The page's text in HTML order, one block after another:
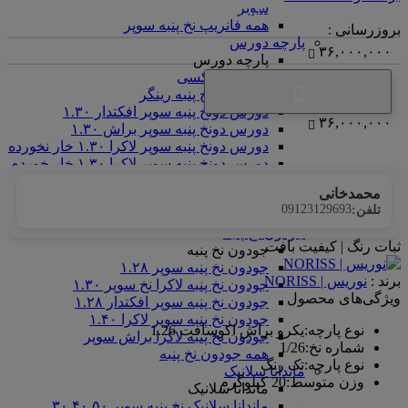
سوپر
همه فانریپ نخ پنبه سوپر
پارچه دورس
پارچه دورس
دورس گالکسی
دورس دونخ پنبه رینگر
دورس دونخ پنبه سوپر افکتدار ۱.۳۰
دورس دونخ پنبه سوپر براش ۱.۳۰
دورس دونخ پنبه سوپر لاکرا ۱.۳۰ خار نخورده
دورس دونخ پنبه سوپر لاکرا ۱.۳۰ خار خورده
جودون نخ پنبه
جودون نخ پنبه سوپر ۱.۲۸
جودون نخ پنبه لاکرا نخ سوپر ۱.۳۰
جودون نخ پنبه سوپر افکتدار ۱.۲۸
جودون نخ پنبه سوپر لاکرا ۱.۴۰
جودون نخ پنبه لاکرا براش سوپر
همه جودون نخ پنبه
ماندانا سلانیک
ماندانا سلانیک
بروزرسانی :
۳۶,۰۰۰,۰۰۰
۳۶,۰۰۰,۰۰۰
محمدخانی
تلفن:09123129693
ثبات رنگ | کیفیت بافت
برند : نوریس | NORISS
ویژگی‌های محصول
نوع پارچه:یکرو براش اکوسافت 1.26
شماره نخ:
1/26
نوع پارچه:تک رنگ
وزن متوسط:20 کیلوگرم